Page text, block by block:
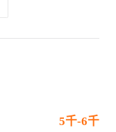
5千-6千